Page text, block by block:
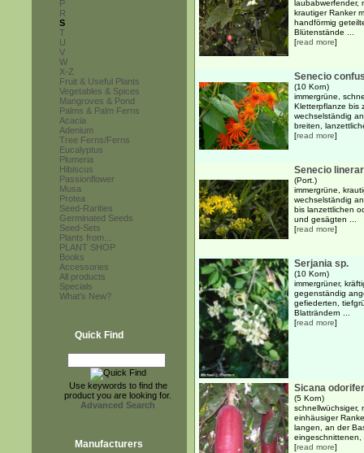
P
R
S
T
U
V
W
X-Z
Fruit & Useful Plants
Vegetables & Spices
Mangroves & Pond
Palms & Palm Ferns
Acacia
Adenium
Tree Ferns/Ferns
Eucalyptus
Plumeria
Hibiscus
Passionflower
Musa
Protea
Seed-Rarities
Germinated Seeds
Seed-Sets
Plants from...
PLANT SHOP
Books
Accessories
All products
Specials
What's New?
Quick Find
Use keywords to find the
product you are looking for.
Advanced Search
Manufacturers
laubabwerfender,
krautiger Ranker
handförmig
Blütenstände ...
[read more]
Senecio
(10 Korn)
immergrüne,
Kletterpflanze bis
wechselständig
breiten,
[read more]
Senecio
(Port.)
immergrüne,
wechselständig
bis lanzettlichen
und gesägten ...
[read more]
Serjania sp.
(10 Korn)
immergrüner,
gegenständig
gefiederten,
Blatträndern ...
[read more]
Sicana
(5 Korn)
schnellwüchsiger,
einhäusiger
langen, an der
eingeschnittenen,
[read more]